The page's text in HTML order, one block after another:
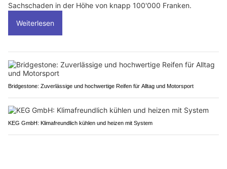
Sachschaden in der Höhe von knapp 100'000 Franken.
Weiterlesen
Bridgestone: Zuverlässige und hochwertige Reifen für Alltag und Motorsport
KEG GmbH: Klimafreundlich kühlen und heizen mit System